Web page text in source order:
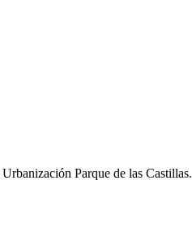
Parque de las Castillas.